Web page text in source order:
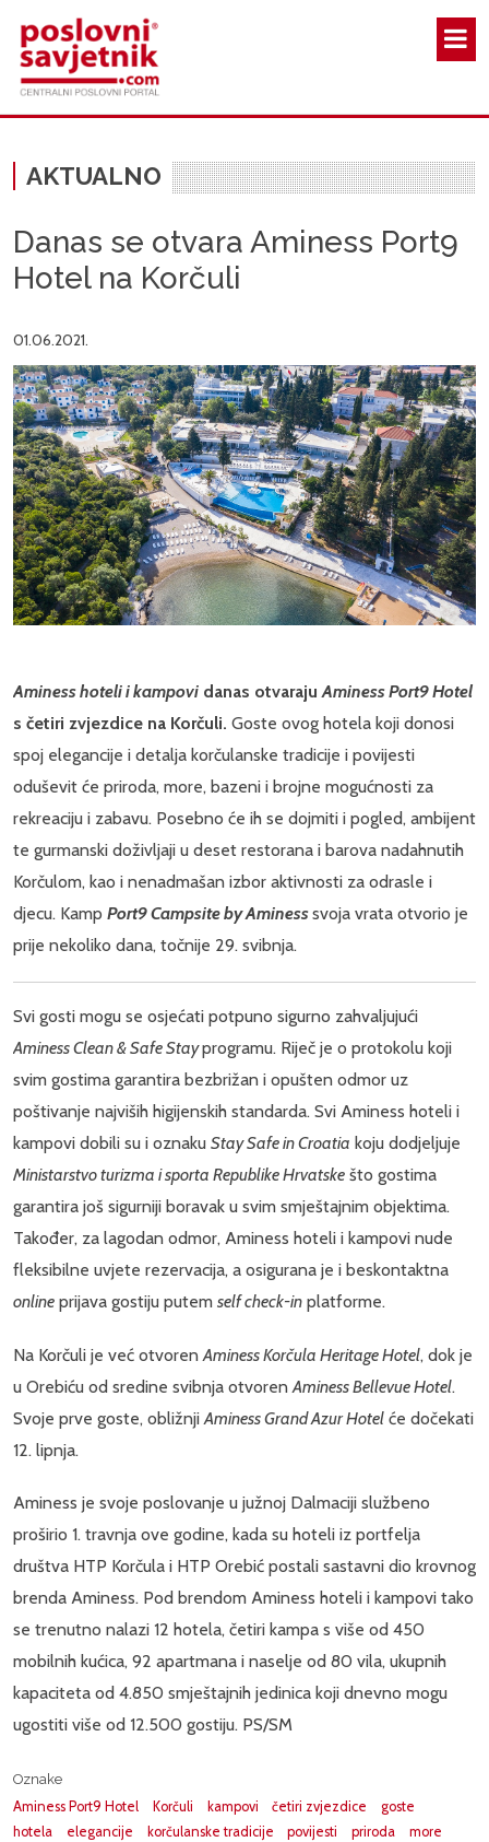
AKTUALNO
Danas se otvara Aminess Port9
Hotel na Korčuli
01.06.2021.
Aminess hoteli i kampovi danas otvarajuAminess Port9 Hotel
s četiri zvjezdice na Korčuli. Goste ovog hotela koji donosi
spoj elegancije i detalja korčulanske tradicije i povijesti
oduševit će priroda, more, bazeni i brojne mogućnosti za
rekreaciju i zabavu. Posebno će ih se dojmiti i pogled, ambijent
te gurmanski doživljaji u deset restorana i barova nadahnutih
Korčulom, kao i nenadmašan izbor aktivnosti za odrasle i
djecu. Kamp Port9 Campsite by Aminesssvoja vrata otvorio je
prije nekoliko dana, točnije 29. svibnja.
Svi gosti mogu se osjećati potpuno sigurno zahvaljujući
Aminess Clean & Safe Stayprogramu. Riječ je o protokolu koji
svim gostima garantira bezbrižan i opušten odmor uz
poštivanje najviših higijenskih standarda. Svi Aminess hoteli i
kampovi dobili su i oznaku Stay Safe in Croatia koju dodjeljuje
Ministarstvo turizma i sporta Republike Hrvatske što gostima
garantira još sigurniji boravak u svim smještajnim objektima.
Također, za lagodan odmor, Aminess hoteli i kampovi nude
fleksibilne uvjete rezervacija, a osigurana je i beskontaktna
online prijava gostiju putem self check-in platforme.
Na Korčuli je već otvoren Aminess Korčula Heritage Hotel, dok je
u Orebiću od sredine svibnja otvoren Aminess Bellevue Hotel.
Svoje prve goste, obližnji Aminess Grand Azur Hotel će dočekati
12. lipnja.
Aminess je svoje poslovanje u južnoj Dalmaciji službeno
proširio 1. travnja ove godine, kada su hoteli iz portfelja
društva HTP Korčula i HTP Orebić postali sastavni dio krovnog
brenda Aminess. Pod brendom Aminess hoteli i kampovi tako
se trenutno nalazi 12 hotela, četiri kampa s više od 450
mobilnih kućica, 92 apartmana i naselje od 80 vila, ukupnih
kapaciteta od 4.850 smještajnih jedinica koji dnevno mogu
ugostiti više od 12.500 gostiju. PS/SM
Oznake
Aminess Port9 Hotel
Korčuli kampovi četiri zvjezdice
goste
hotela
elegancije korčulanske tradicije povijesti priroda
more